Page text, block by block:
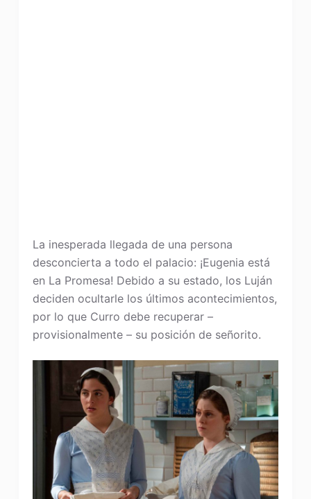
La inesperada llegada de una persona
desconcierta a todo el palacio: ¡Eugenia está
en La Promesa! Debido a su estado, los Luján
deciden ocultarle los últimos acontecimientos,
por lo que Curro debe recuperar –
provisionalmente – su posición de señorito.